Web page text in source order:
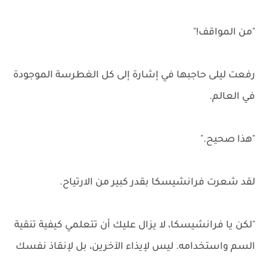
"من المواقف!"
رفعت ليلى حاجبها في إشارة إلى كل الغطرسة الموجودة
في العالم.
"هذا صحيح."
لقد شعرت فرانشيسكا بقدر كبير من الارتياح.
"لكن يا فرانشيسكا، لا يزال عليك أن تتعلمي كيفية تنقية
السم واستخدامه. ليس لإيذاء الآخرين، بل لإنقاذ نفسك